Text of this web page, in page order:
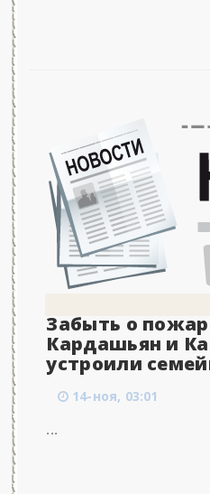
Забыть о
Кардашьян и
устроили
14-ноя, 03:01
...